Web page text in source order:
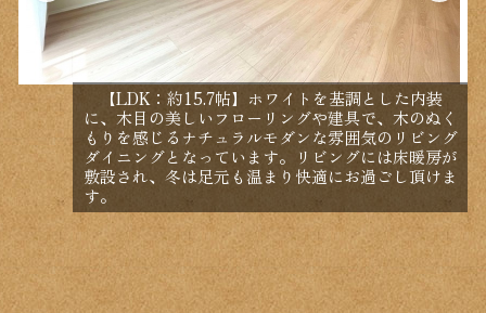
【LDK：約15.7帖】ホワイトを基調とした内装
に、木目の美しいフローリングや建具で、木のぬく
もりを感じるナチュラルモダンな雰囲気のリビング
ダイニングとなっています。リビングには床暖房が
敷設され、冬は足元も温まり快適にお過ごし頂けま
す。